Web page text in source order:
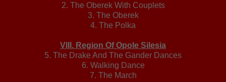
2. The Oberek With Couplets
3. The Oberek
4. The Polka
VIII. Region Of Opole Silesia
5. The Drake And The Gander Dances
6. Walking Dance
7. The March